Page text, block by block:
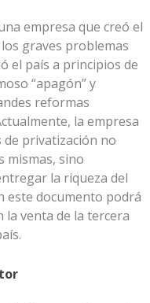
empresa que creó el
graves problemas
el país a principios de
“apagón” y
reformas
la empresa
de privatización no
mismas, sino
la riqueza del
este documento podrá
venta de la tercera